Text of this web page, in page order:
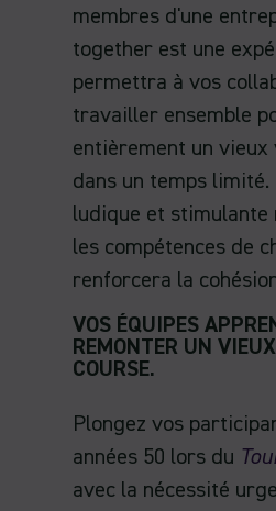
membres d'une
together est une
permettra à vos
travailler ensemble
entièrement un vieux
dans un temps
ludique et stimulante
les compétences de
renforcera la
VOS ÉQUIPES
REMONTER UN
COURSE.
Plongez vos
années 50 lors du
avec la nécessité